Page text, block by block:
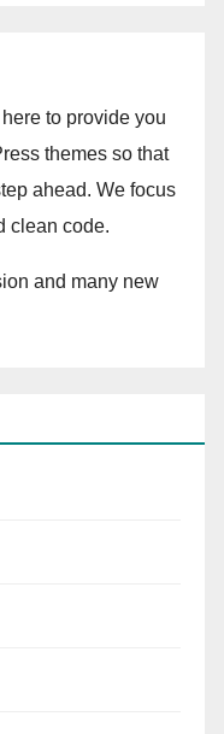
to provide you
themes so that
ahead. We focus
clean code.
and many new